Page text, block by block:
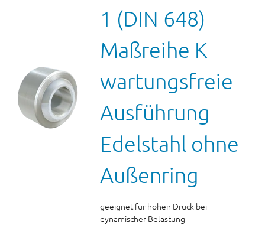
1 (DIN 648)
Maßreihe K
wartungsfreie
Ausführung
Edelstahl ohne
Außenring
geeignet für hohen Druck bei
dynamischer Belastung